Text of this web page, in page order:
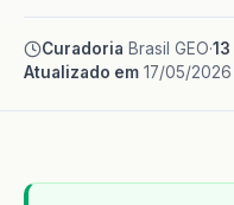
Curadoria Brasil GEO·13
Atualizado em 17/05/2026